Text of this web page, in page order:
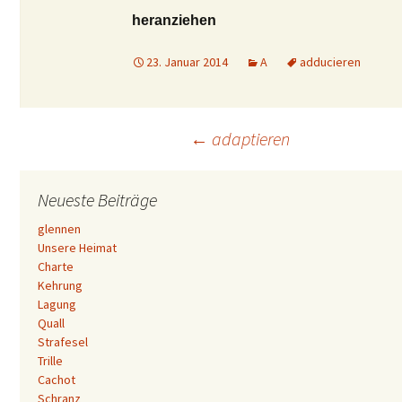
heranziehen
23. Januar 2014 A adducieren
Beitrags-
Navigation
← adaptieren
Neueste Beiträge
glennen
Unsere Heimat
Charte
Kehrung
Lagung
Quall
Strafesel
Trille
Cachot
Schranz